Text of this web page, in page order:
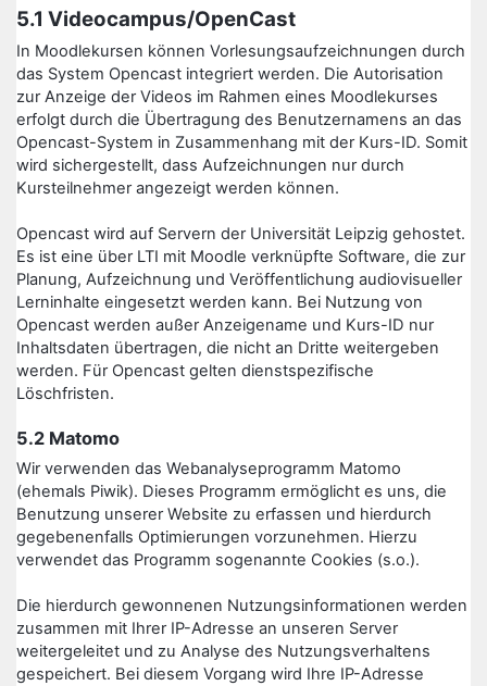
5.1 Videocampus/OpenCast
In Moodlekursen können Vorlesungsaufzeichnungen durch
das System Opencast integriert werden. Die Autorisation
zur Anzeige der Videos im Rahmen eines Moodlekurses
erfolgt durch die Übertragung des Benutzernamens an das
Opencast-System in Zusammenhang mit der Kurs-ID. Somit
wird sichergestellt, dass Aufzeichnungen nur durch
Kursteilnehmer angezeigt werden können.
Opencast wird auf Servern der Universität Leipzig gehostet.
Es ist eine über LTI mit Moodle verknüpfte Software, die zur
Planung, Aufzeichnung und Veröffentlichung audiovisueller
Lerninhalte eingesetzt werden kann. Bei Nutzung von
Opencast werden außer Anzeigename und Kurs-ID nur
Inhaltsdaten übertragen, die nicht an Dritte weitergeben
werden. Für Opencast gelten dienstspezifische
Löschfristen.
5.2 Matomo
Wir verwenden das Webanalyseprogramm Matomo
(ehemals Piwik). Dieses Programm ermöglicht es uns, die
Benutzung unserer Website zu erfassen und hierdurch
gegebenenfalls Optimierungen vorzunehmen. Hierzu
verwendet das Programm sogenannte Cookies (s.o.).
Die hierdurch gewonnenen Nutzungsinformationen werden
zusammen mit Ihrer IP-Adresse an unseren Server
weitergeleitet und zu Analyse des Nutzungsverhaltens
gespeichert. Bei diesem Vorgang wird Ihre IP-Adresse